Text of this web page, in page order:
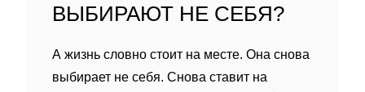
ВЫБИРАЮТ НЕ СЕБЯ?
А жизнь словно стоит на месте. Она снова
выбирает не себя. Снова ставит на